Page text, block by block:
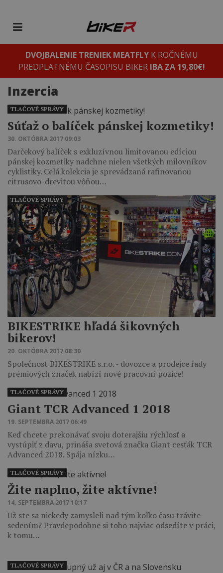
DVOJBALENIE TRENIEK MEATFLYK ROČNÉMU
PREDPLATNÉMU ČASOPISU BIKER IBA ZA 19,80€!
Inzercia
Súťaž o balíček pánskej kozmetiky!
30. OKTÓBRA 2017 09:03
Darčekový balíček s exkluzívnou limitovanou edíciou
pánskej kozmetiky nadchne nielen všetkých milovníkov
cyklistiky. Celá kolekcia je sprevádzaná rafinovanou
citrusovo-drevitou vôňou…
TLAČOVÉ SPRÁVY
BIKESTRIKE hľadá šikovných
bikerov!
20. OKTÓBRA 2017 08:30
Společnost BIKESTRIKE s.r.o. - dovozce a prodejce řady
prémiových značek nabízí nové pracovní pozice!
TLAČOVÉ SPRÁVY
Giant TCR Advanced 1 2018
19. SEPTEMBRA 2017 06:49
Keď chcete prekonávať svoju doterajšiu rýchlosť a
vystúpiť z davu, prináša svetová značka Giant cesťák TCR
Advanced 2018. Spája nízku…
TLAČOVÉ SPRÁVY
Žite naplno, žite aktívne!
14. SEPTEMBRA 2017 10:17
Už ste sa niekedy zamysleli nad tým koľko času trávite
sedením? Pravdepodobne si toho najviac odsedíte v práci,
k tomu…
TLAČOVÉ SPRÁVY
TLAČOVÉ SPRÁVY